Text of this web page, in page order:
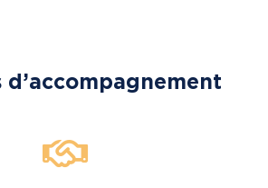
d’accompagnement